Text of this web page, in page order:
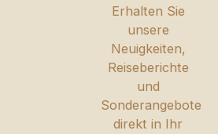
Erhalten Sie
unsere
Neuigkeiten,
Reiseberichte
und
Sonderangebote
direkt in Ihr